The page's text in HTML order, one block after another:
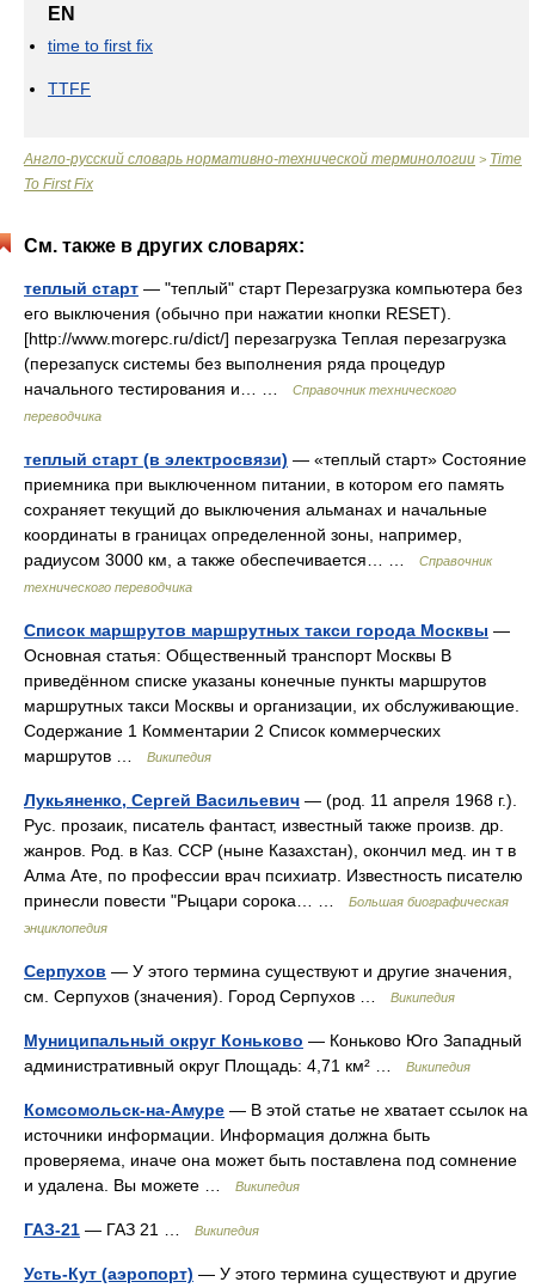
EN
time to first fix
TTFF
Англо-русский словарь нормативно-технической терминологии > Time
To First Fix
См. также в других словарях:
теплый старт — "теплый" старт Перезагрузка компьютера без
его выключения (обычно при нажатии кнопки RESET).
[http://www.morepc.ru/dict/] перезагрузка Теплая перезагрузка
(перезапуск системы без выполнения ряда процедур
начального тестирования и… …
Справочник технического
переводчика
теплый старт (в электросвязи) — «теплый старт» Состояние
приемника при выключенном питании, в котором его память
сохраняет текущий до выключения альманах и начальные
координаты в границах определенной зоны, например,
радиусом 3000 км, а также обеспечивается… …
Справочник
технического переводчика
Список маршрутов маршрутных такси города Москвы —
Основная статья: Общественный транспорт Москвы В
приведённом списке указаны конечные пункты маршрутов
маршрутных такси Москвы и организации, их обслуживающие.
Содержание 1 Комментарии 2 Список коммерческих
маршрутов …
Википедия
Лукьяненко, Сергей Васильевич — (род. 11 апреля 1968 г.).
Рус. прозаик, писатель фантаст, известный также произв. др.
жанров. Род. в Каз. ССР (ныне Казахстан), окончил мед. ин т в
Алма Ате, по профессии врач психиатр. Известность писателю
принесли повести "Рыцари сорока… …
Большая биографическая
энциклопедия
Серпухов — У этого термина существуют и другие значения,
см. Серпухов (значения). Город Серпухов …
Википедия
Муниципальный округ Коньково — Коньково Юго Западный
административный округ Площадь: 4,71 км² …
Википедия
Комсомольск-на-Амуре — В этой статье не хватает ссылок на
источники информации. Информация должна быть
проверяема, иначе она может быть поставлена под сомнение
и удалена. Вы можете …
Википедия
ГАЗ-21 — ГАЗ 21 … Википедия
Усть-Кут (аэропорт) — У этого термина существуют и другие